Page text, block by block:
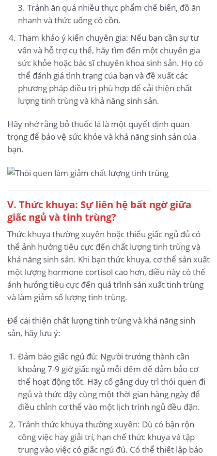
3. Tránh ăn quá nhiều thực phẩm chế biến, đồ ăn
nhanh và thức uống có cồn.
Tham khảo ý kiến chuyên gia: Nếu bạn cần sự tư
vấn và hỗ trợ cụ thể, hãy tìm đến một chuyên gia
sức khỏe hoặc bác sĩ chuyên khoa sinh sản. Họ có
thể đánh giá tình trạng của bạn và đề xuất các
phương pháp điều trị phù hợp để cải thiện chất
lượng tinh trùng và khả năng sinh sản.
Hãy nhớ rằng bỏ thuốc lá là một quyết định quan
trọng để bảo vệ sức khỏe và khả năng sinh sản của
bạn.
V. Thức khuya: Sự liên hệ bất ngờ giữa
giấc ngủ và tinh trùng?
Thức khuya thường xuyên hoặc thiếu giấc ngủ đủ có
thể ảnh hưởng tiêu cực đến chất lượng tinh trùng và
khả năng sinh sản. Khi bạn thức khuya, cơ thể sản xuất
một lượng hormone cortisol cao hơn, điều này có thể
ảnh hưởng tiêu cực đến quá trình sản xuất tinh trùng
và làm giảm số lượng tinh trùng.
Để cải thiện chất lượng tinh trùng và khả năng sinh
sản, hãy lưu ý:
Đảm bảo giấc ngủ đủ: Người trưởng thành cần
khoảng 7-9 giờ giấc ngủ mỗi đêm để đảm bảo cơ
thể hoạt động tốt. Hãy cố gắng duy trì thói quen đi
ngủ và thức dậy cùng một thời gian hàng ngày để
điều chỉnh cơ thể vào một lịch trình ngủ đều đặn.
Tránh thức khuya thường xuyên: Dù có bận rộn
công việc hay giải trí, hạn chế thức khuya và tập
trung vào việc có giấc ngủ đủ. Có thể thiết lập báo